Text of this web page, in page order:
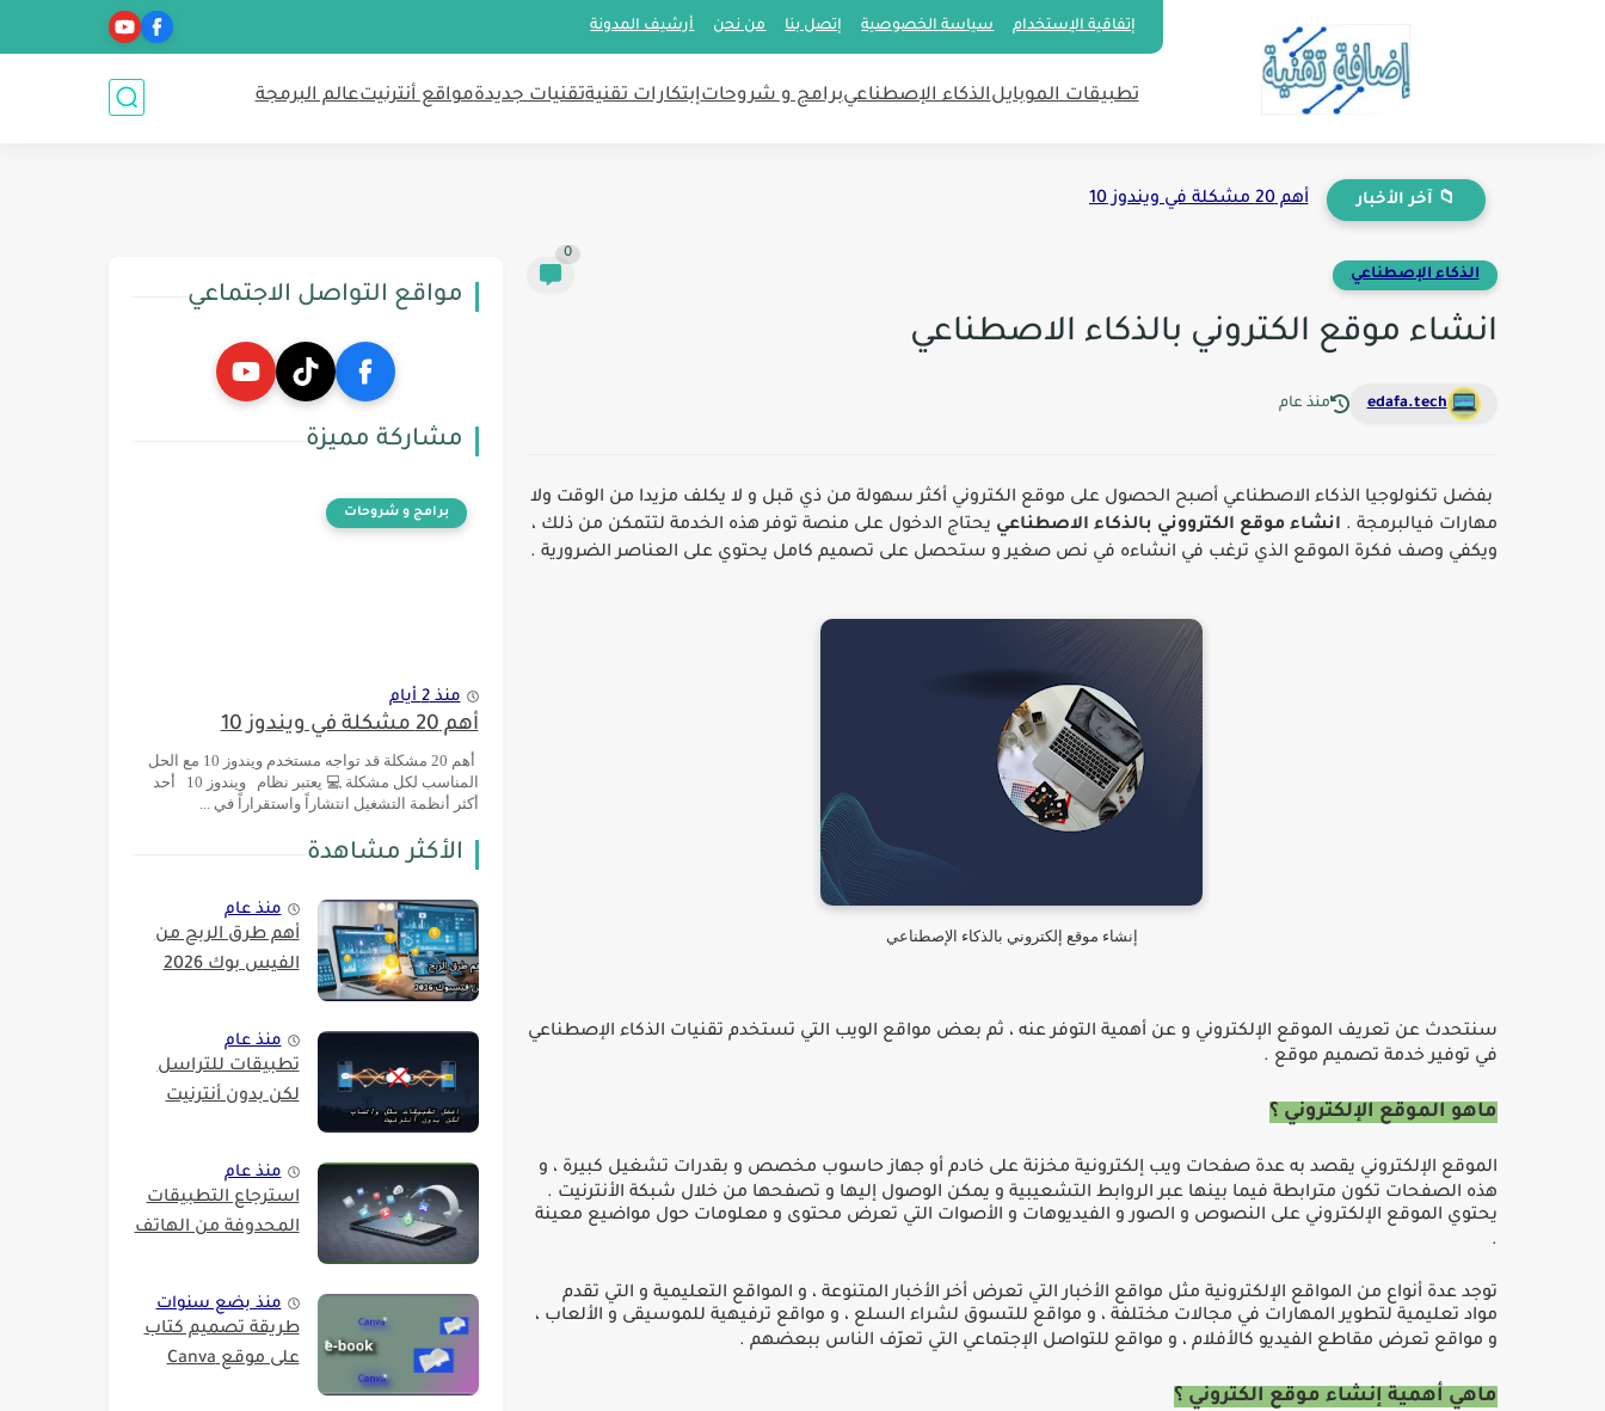
إتفاقية اﻹستخدام سياسة الخصوصية إتصل بنا من نحن أرشيف المدونة
تطبيقات الموبايلالذكاء اﻹصطناعيبرامج و شروحاتإبتكارات تقنيةتقنيات جديدةمواقع أنترنيتعالم البرمجة
📁 آخر الأخبار أهم 20 مشكلة في ويندوز 10
الذكاء اﻹصطناعي
0
انشاء موقع الكتروني بالذكاء الاصطناعي
edafa.tech منذ عام
بفضل تكنولوجيا الذكاء الاصطناعي أصبح الحصول على موقع الكتروني أكثر سهولة من ذي قبل و لا يكلف مزيدا من الوقت ولا
مهارات فيالبرمجة . انشاء موقع الكترووني بالذكاء الاصطناعي يحتاج الدخول على منصة توفر هذه الخدمة لتتمكن من ذلك ،
ويكفي وصف فكرة الموقع الذي ترغب في انشاءه في نص صغير و ستحصل على تصميم كامل يحتوي على العناصر الضرورية .
إنشاء موقع إلكتروني بالذكاء اﻹصطناعي
سنتحدث عن تعريف الموقع اﻹلكتروني و عن أهمية التوفر عنه ، ثم بعض مواقع الويب التي تستخدم تقنيات الذكاء اﻹصطناعي
في توفير خدمة تصميم موقع .
ماهو الموقع اﻹلكتروني ؟
الموقع اﻹلكتروني يقصد به عدة صفحات ويب إلكترونية مخزنة على خادم أو جهاز حاسوب مخصص و بقدرات تشغيل كبيرة ، و
هذه الصفحات تكون مترابطة فيما بينها عبر الروابط التشعيبية و يمكن الوصول إليها و تصفحها من خلال شبكة اﻷنترنيت .
يحتوي الموقع اﻹلكتروني على النصوص و الصور و الفيديوهات و اﻷصوات التي تعرض محتوى و معلومات حول مواضيع معينة
.
توجد عدة أنواع من المواقع اﻹلكترونية مثل مواقع اﻷخبار التي تعرض أخر اﻷخبار المتنوعة ، و المواقع التعليمية و التي تقدم
مواد تعليمية لتطوير المهارات في مجالات مختلفة ، و مواقع للتسوق لشراء السلع ، و مواقع ترفيهية للموسيقى و اﻷلعاب ،
و مواقع تعرض مقاطع الفيديو كاﻷفلام ، و مواقع للتواصل اﻹجتماعي التي تعرّف الناس ببعضهم .
ماهي أهمية إنشاء موقع الكتروني ؟
مواقع التواصل الاجتماعي
مشاركة مميزة
برامج و شروحات
منذ 2 أيام
أهم 20 مشكلة في ويندوز 10
أهم 20 مشكلة قد تواجه مستخدم ويندوز 10 مع الحل
المناسب لكل مشكلة 💻 يعتبر نظام ويندوز 10 أحد
أكثر أنظمة التشغيل انتشاراً واستقراراً في ...
الأكثر مشاهدة
منذ عام
أهم طرق الربح من
الفيس بوك 2026
منذ عام
تطبيقات للتراسل
لكن بدون أنترنيت
منذ عام
استرجاع التطبيقات
المحدوفة من الهاتف
منذ بضع سنوات
طريقة تصميم كتاب
على موقع Canva